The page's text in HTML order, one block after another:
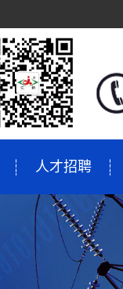
人才招聘